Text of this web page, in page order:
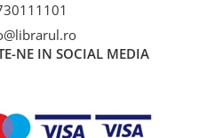
NE IN SOCIAL MEDIA